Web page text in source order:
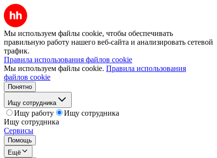
Мы используем файлы cookie, чтобы обеспечивать
правильную работу нашего веб-сайта и анализировать сетевой
трафик.
Правила использования файлов cookie
Мы используем файлы cookie. Правила использования
файлов cookie
Понятно
Ищу сотрудника
Ищу работу
Ищу сотрудника
Ищу сотрудника
Сервисы
Помощь
Ещё